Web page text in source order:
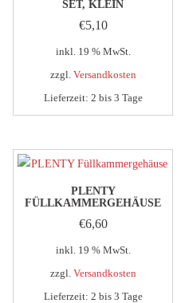
SET, KLEIN
€5,10
inkl. 19 % MwSt.
zzgl. Versandkosten
Lieferzeit: 2 bis 3 Tage
PLENTY
FÜLLKAMMERGEHÄUSE
€6,60
inkl. 19 % MwSt.
zzgl. Versandkosten
Lieferzeit: 2 bis 3 Tage